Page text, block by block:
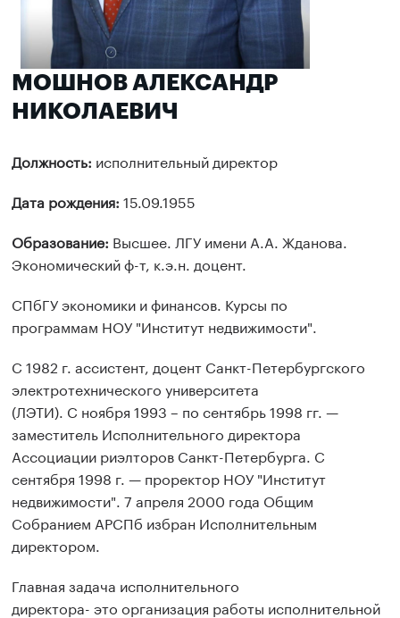
МОШНОВ АЛЕКСАНДР
НИКОЛАЕВИЧ
Должность: исполнительный директор
Дата рождения: 15.09.1955
Образование: Высшее. ЛГУ имени А.А. Жданова.
Экономический ф-т, к.э.н. доцент.
СПбГУ экономики и финансов. Курсы по
программам НОУ "Институт недвижимости".
С 1982 г. ассистент, доцент Санкт-Петербургского
электротехнического университета
(ЛЭТИ). С ноября 1993 – по сентябрь1998 гг. —
заместитель Исполнительного директора
Ассоциации риэлторов Санкт-Петербурга. С
сентября 1998 г. — проректор НОУ "Институт
недвижимости". 7 апреля 2000 года Общим
Собранием АРСПб избран Исполнительным
директором.
Главная задача исполнительного
директора- это организация работы исполнительной